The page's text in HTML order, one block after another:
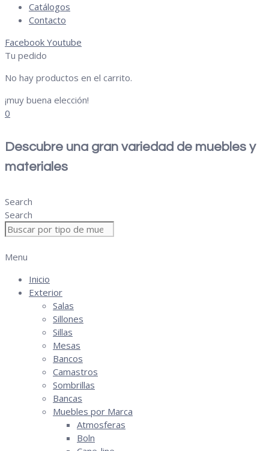
Catálogos
Contacto
Facebook Youtube
Tu pedido
No hay productos en el carrito.
¡muy buena elección!
0
Descubre una gran variedad de muebles y
materiales
Search
Search
Menu
Inicio
Exterior
Salas
Sillones
Sillas
Mesas
Bancos
Camastros
Sombrillas
Bancas
Muebles por Marca
Atmosferas
Boln